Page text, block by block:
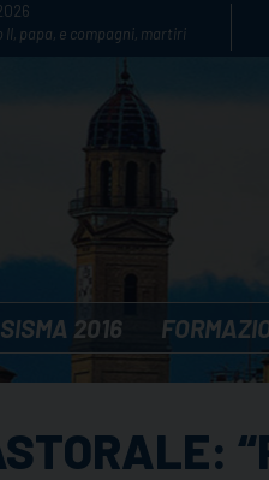
II, papa, e compagni, martiri
SISMA 2016